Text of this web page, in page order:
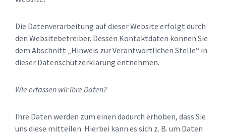
Die Datenverarbeitung auf dieser Website erfolgt durch
den Websitebetreiber. Dessen Kontaktdaten können Sie
dem Abschnitt „Hinweis zur Verantwortlichen Stelle“ in
dieser Datenschutzerklärung entnehmen.
Wie erfassen wir Ihre Daten?
Ihre Daten werden zum einen dadurch erhoben, dass Sie
uns diese mitteilen. Hierbei kann es sich z. B. um Daten